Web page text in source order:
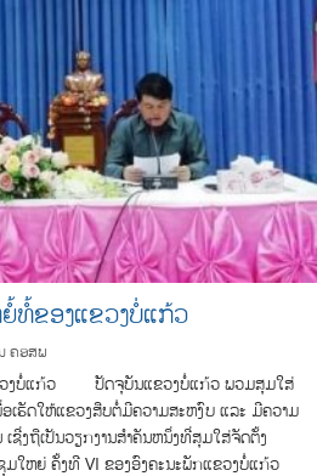
ທໍ້ຂອງແຂວງບໍ່ແກ້ວ
ຄອສພ
ວງບໍ່ແກ້ວ ປັດຈຸບັນແຂວງບໍ່ແກ້ວ ພວມສຸມໃສ່
ເຮັດໃຫ້ແຂວງສືບຕໍ່ມີຄວາມສະຫງົບ ແລະ ມີຄວາມ
ງຖືເປັນວຽກງານສໍາຄັນຫນຶ່ງທີ່ສຸມໃສ່ຈັດຕັ້ງ
ມໃຫຍ່ ຄັ້ງທີ VI ຂອງອົງຄະນະພັກແຂວງບໍ່ແກ້ວ